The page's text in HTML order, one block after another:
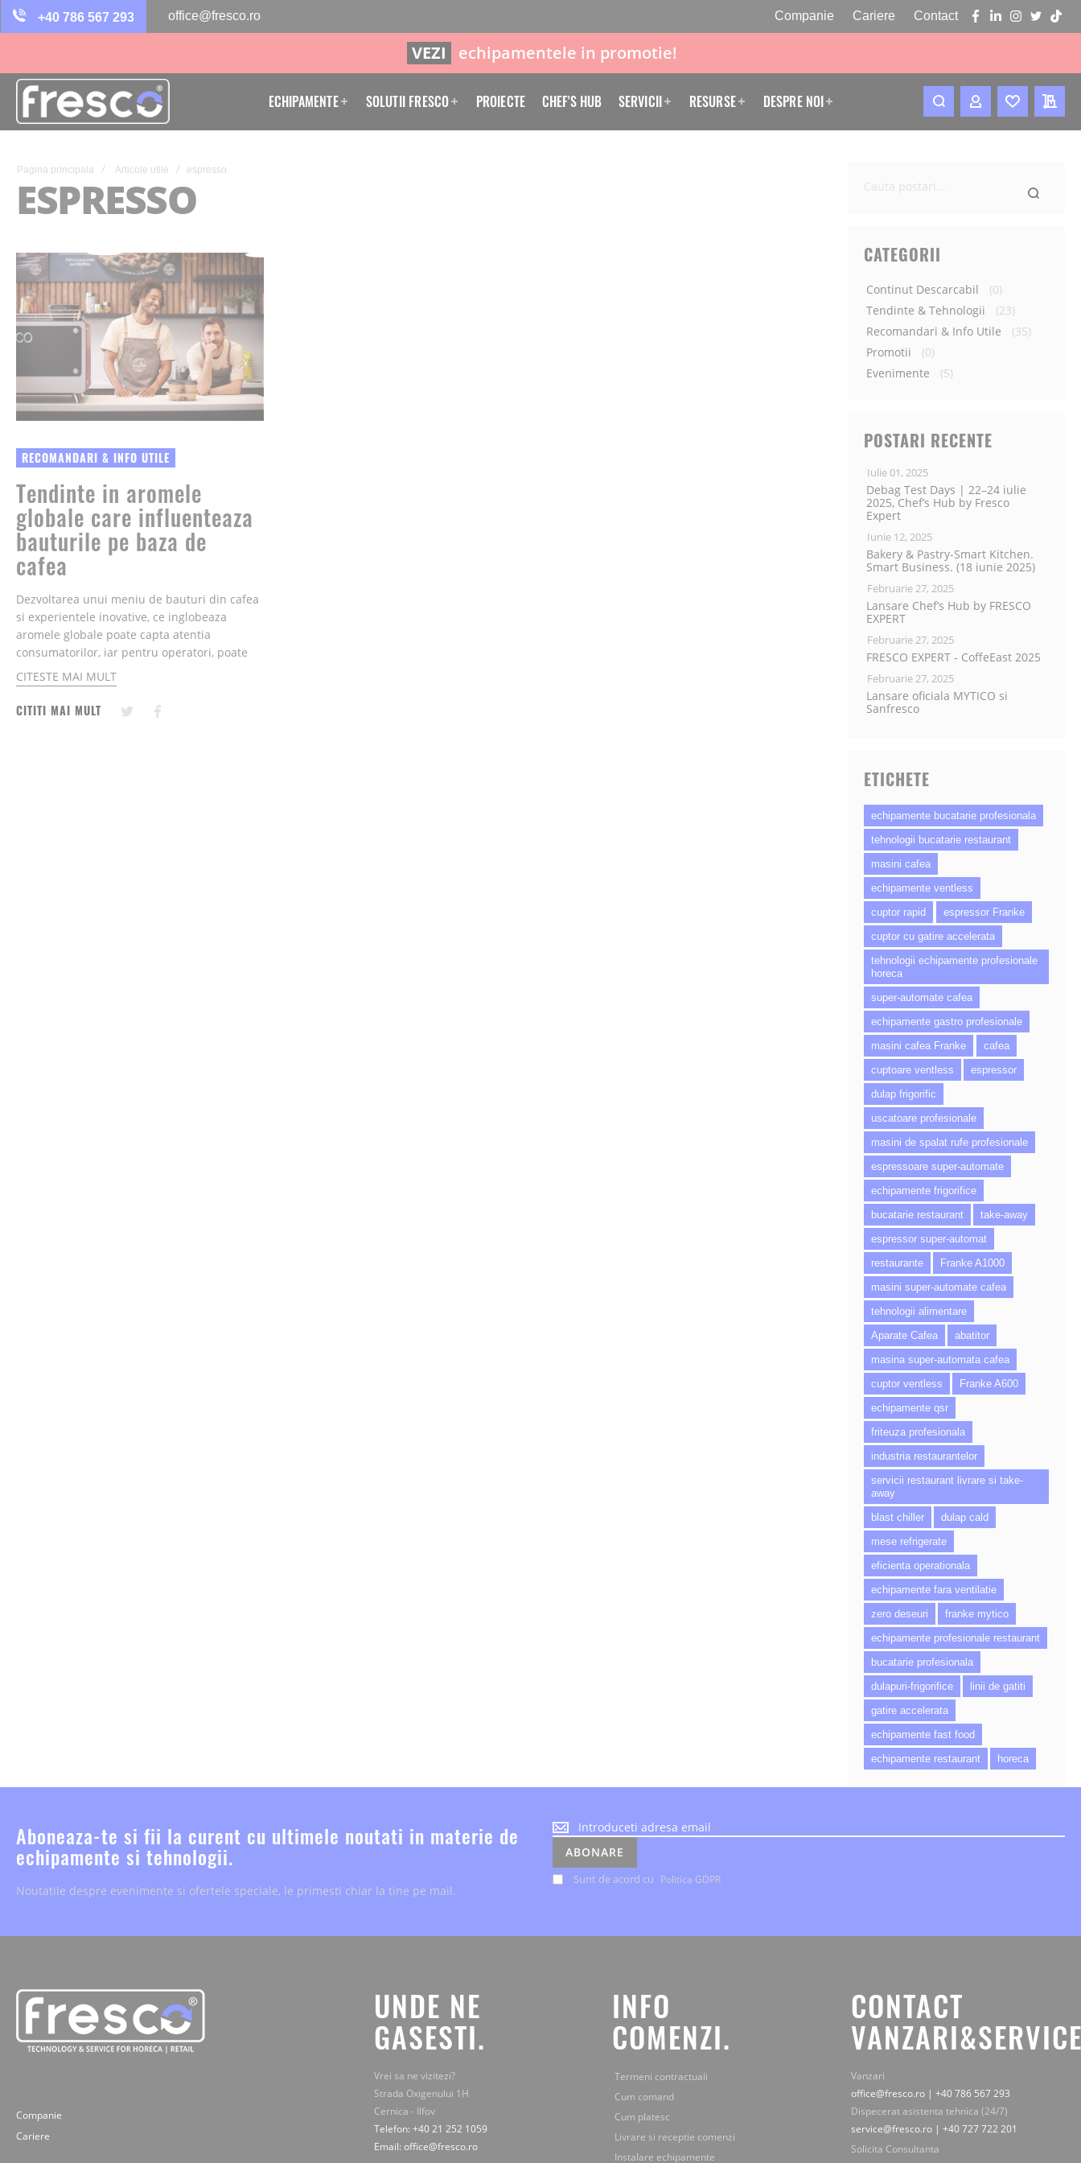
+40 786 567 293 office@fresco.ro Companie Cariere Contact
facebook
linkedin
instagram
twitter
VEZI echipamentele in promotie!
ECHIPAMENTE SOLUTII FRESCO PROIECTE CHEF'S HUB SERVICII RESURSE DESPRE NOI CONTUL MEUWISHLIST
Pagina principala Articole utile espresso
ESPRESSO
RECOMANDARI & INFO UTILE
Tendinte in aromele
globale care influenteaza
bauturile pe baza de
cafea
Dezvoltarea unui meniu de bauturi din cafea
si experientele inovative, ce inglobeaza
aromele globale poate capta atentia
consumatorilor, iar pentru operatori, poate
reprezenta o capacitate mai mare de a-i
transforma in clienti fideli...
CITESTE MAI MULT
CITITI MAI MULT
Ce
CATEGORII
Continut Descarcabil
(0)
Tendinte & Tehnologii
(23)
Recomandari & Info Utile
(35)
Promotii
(0)
Evenimente
(5)
POSTARI RECENTE
Iulie 01, 2025
Debag Test Days | 22–24 iulie
2025, Chef’s Hub by Fresco
Expert
Iunie 12, 2025
Bakery & Pastry-Smart Kitchen.
Smart Business. (18 iunie 2025)
Februarie 27, 2025
Lansare Chef’s Hub by FRESCO
EXPERT
Februarie 27, 2025
FRESCO EXPERT - CoffeEast 2025
Februarie 27, 2025
Lansare oficiala MYTICO si
Sanfresco
ETICHETE
echipamente bucatarie profesionala
tehnologii bucatarie restaurant
masini cafea
echipamente ventless
cuptor rapid
espressor Franke
cuptor cu gatire accelerata
tehnologii echipamente profesionale
horeca
super-automate cafea
echipamente gastro profesionale
masini cafea Franke
cafea
cuptoare ventless
espressor
dulap frigorific
uscatoare profesionale
masini de spalat rufe profesionale
espressoare super-automate
echipamente frigorifice
bucatarie restaurant
take-away
espressor super-automat
restaurante
Franke A1000
masini super-automate cafea
tehnologii alimentare
Aparate Cafea
abatitor
masina super-automata cafea
cuptor ventless
Franke A600
echipamente qsr
friteuza profesionala
industria restaurantelor
servicii restaurant livrare si take-
away
blast chiller
dulap cald
mese refrigerate
eficienta operationala
echipamente fara ventilatie
zero deseuri
franke mytico
echipamente profesionale restaurant
bucatarie profesionala
dulapuri-frigorifice
linii de gatiti
gatire accelerata
echipamente fast food
echipamente restaurant
horeca
Aboneaza-te si fii la curent cu ultimele noutati in materie de
echipamente si tehnologii.
Noutatile despre evenimente si ofertele speciale, le primesti chiar la tine pe mail.
Noutatile
despre
evenimente
si
primesti
Sunt de acord cu Politica GDPR
ABONARE
Companie
Cariere
UNDE NE
GASESTI.
Vrei sa ne vizitezi?
Strada Oxigenului 1H
Cernica - Ilfov
Telefon: +40 21 252 1059
Email: office@fresco.ro
INFO
COMENZI.
Termeni contractuali
Cum comand
Cum platesc
Livrare si receptie comenzi
Instalare echipamente
CONTACT
Vanzari
office@fresco.ro | +40 786 567 293
Dispecerat asistenta tehnica (24/7)
service@fresco.ro | +40 727 722 201
Solicita Consultanta